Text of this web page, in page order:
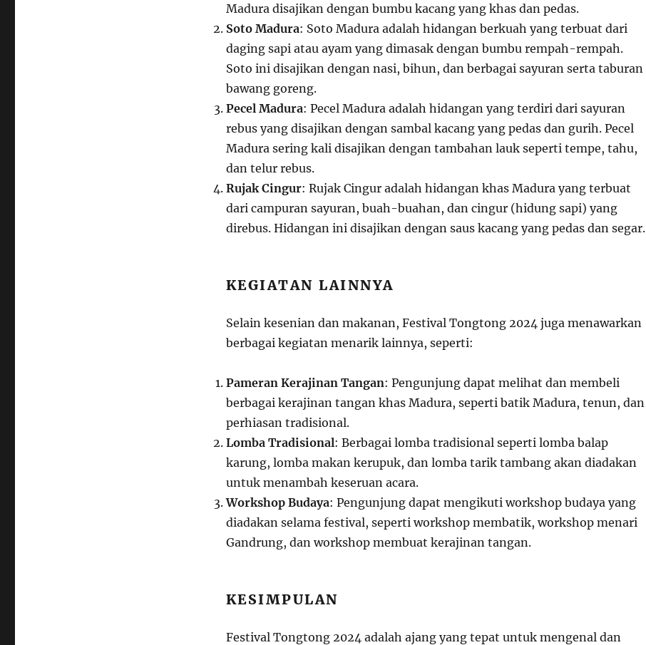
Madura disajikan dengan bumbu kacang yang khas dan pedas.
Soto Madura: Soto Madura adalah hidangan berkuah yang terbuat dari
daging sapi atau ayam yang dimasak dengan bumbu rempah-rempah.
Soto ini disajikan dengan nasi, bihun, dan berbagai sayuran serta taburan
bawang goreng.
Pecel Madura: Pecel Madura adalah hidangan yang terdiri dari sayuran
rebus yang disajikan dengan sambal kacang yang pedas dan gurih. Pecel
Madura sering kali disajikan dengan tambahan lauk seperti tempe, tahu,
dan telur rebus.
Rujak Cingur: Rujak Cingur adalah hidangan khas Madura yang terbuat
dari campuran sayuran, buah-buahan, dan cingur (hidung sapi) yang
direbus. Hidangan ini disajikan dengan saus kacang yang pedas dan segar.
KEGIATAN LAINNYA
Selain kesenian dan makanan, Festival Tongtong 2024 juga menawarkan
berbagai kegiatan menarik lainnya, seperti:
Pameran Kerajinan Tangan: Pengunjung dapat melihat dan membeli
berbagai kerajinan tangan khas Madura, seperti batik Madura, tenun, dan
perhiasan tradisional.
Lomba Tradisional: Berbagai lomba tradisional seperti lomba balap
karung, lomba makan kerupuk, dan lomba tarik tambang akan diadakan
untuk menambah keseruan acara.
Workshop Budaya: Pengunjung dapat mengikuti workshop budaya yang
diadakan selama festival, seperti workshop membatik, workshop menari
Gandrung, dan workshop membuat kerajinan tangan.
KESIMPULAN
Festival Tongtong 2024 adalah ajang yang tepat untuk mengenal dan